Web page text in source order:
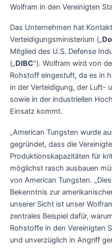
Wolfram in den Vereinigten
Das Unternehmen hat
Verteidigungsministerium („
Mitglied des U.S. Defense
(„DIBC“). Wolfram wird von
Rohstoff eingestuft, da es in
in der Verteidigung, der Luft-
sowie in der industriellen
Einsatz kommt.
„American Tungsten wurde
gegründet, dass die
Produktionskapazitäten für
möglichst rasch ausbauen
von American Tungsten.
Bekenntnis zur
unserer Sicht ist unser
zentrales Beispiel dafür,
Rohstoffe in den Vereinigten
und unverzüglich in Angriff